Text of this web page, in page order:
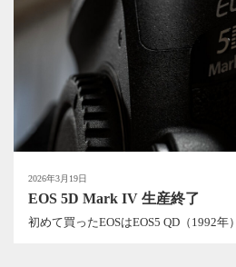
2026年3月19日
EOS 5D Mark IV 生産終了
初めて買ったEOSはEOS5 QD（1992年